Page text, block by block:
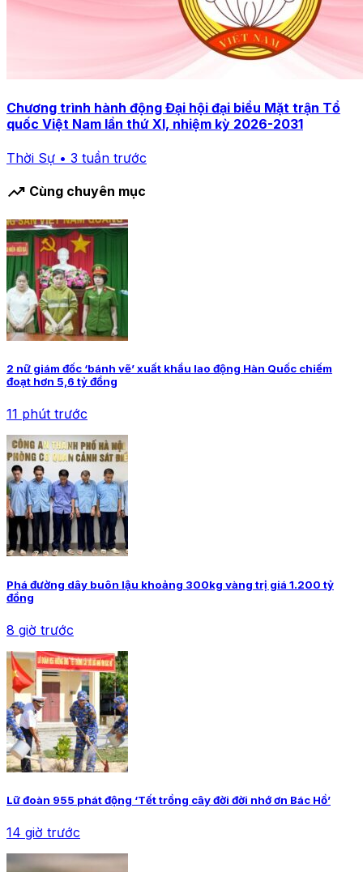
Chương trình hành động Đại hội đại biểu Mặt trận Tổ
quốc Việt Nam lần thứ XI, nhiệm kỳ 2026-2031
Thời Sự • 3 tuần trước
trending_up Cùng chuyên mục
2 nữ giám đốc ‘bánh vẽ’ xuất khẩu lao động Hàn Quốc chiếm
đoạt hơn 5,6 tỷ đồng
11 phút trước
Phá đường dây buôn lậu khoảng 300kg vàng trị giá 1.200 tỷ
đồng
8 giờ trước
Lữ đoàn 955 phát động ‘Tết trồng cây đời đời nhớ ơn Bác Hồ’
14 giờ trước